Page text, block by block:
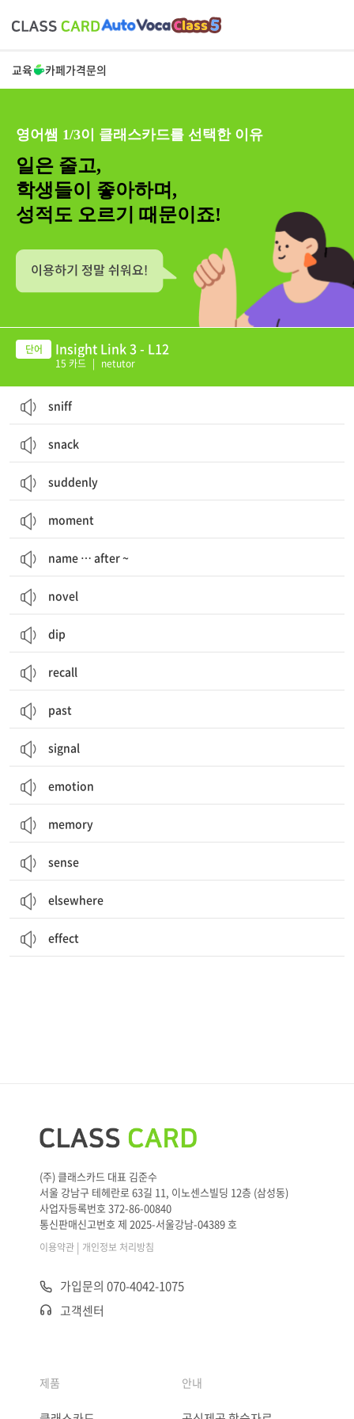
교육 카페가격문의
영어쌤 1/3이 클래스카드를 선택한 이유
일은 줄고,
학생들이 좋아하며,
성적도 오르기 때문이죠!
Insight Link 3 - L12
15 카드 | netutor
sniff
snack
suddenly
moment
name … after ~
novel
dip
recall
past
signal
emotion
memory
sense
elsewhere
effect
(주) 클래스카드 대표 김준수
서울 강남구 테헤란로 63길 11, 이노센스빌딩 12층 (삼성동)
사업자등록번호 372-86-00840
통신판매신고번호 제 2025-서울강남-04389 호
이용약관 | 개인정보 처리방침
가입문의 070-4042-1075
고객센터
제품 안내